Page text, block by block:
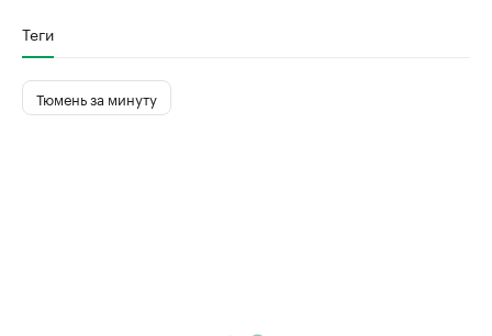
Теги
Тюмень за минуту